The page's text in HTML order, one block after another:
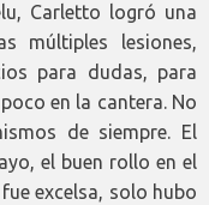
Carletto logró una
múltiples lesiones,
para dudas, para
en la cantera. No
de siempre. El
el buen rollo en el
excelsa, solo hubo